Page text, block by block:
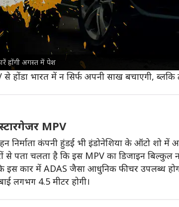
होंगी अगस्त में पेश
नई SUV
धाक जमाने के लिए कई कारों पर काम कर रही है।
होंडा RS को लेकर तैयार है, जिसे अगस्त में होने
होंडा भारत में न सिर्फ अपनी साख बचाएगी, ब्लकि
MPV
निर्माता कंपनी हुंडई भी इंडोनेशिया के ऑटो
से पता चलता है कि इस MPV का डिजाइन बिल्कुल
कि इस कार में ADAS जैसा आधुनिक फीचर उपलब्ध
लगभग 4.5 मीटर होगी।